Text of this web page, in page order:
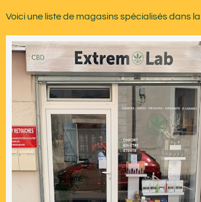
Voici une liste de magasins spécialisés dans la